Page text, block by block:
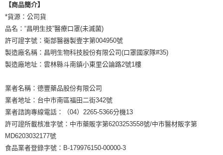
【商品簡介】
*貨源：公司貨
品名：“昌明生技”醫療口罩(未滅菌)
許可證字號：衛部醫器製壹字第004950號
製造廠名稱：昌明生物科技股份有限公司(口罩國家隊#35)
製造廠地址：雲林縣斗南鎮小東里公論路2號1樓
業者名稱：德豐藥品股份有限公司
業者地址：台中市南區福田二街342號
業者諮詢專線電話：（04）2265-5366分機13
許可證所載核准字號：中市藥販字第6203253558號/中市醫材販字第
MD6203032177號
食品業者登錄字號：B-179976150-00000-3